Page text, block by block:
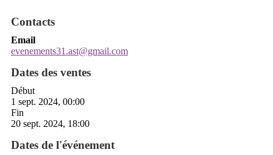
Contacts
Email
evenements31.ast@gmail.com
Dates des ventes
Début
1 sept. 2024, 00:00
Fin
20 sept. 2024, 18:00
Dates de l'événement